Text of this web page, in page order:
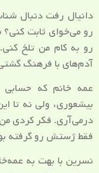
دانیال رفت دنبال
رو می‌خوای ثابت
رو به کام من تلخ
آدم‌های با فرهنگ
عمه خانم که
بیشعوری، ولی نه تا
درمی‌آری. فکر کردی
فقط ژستش رو گرفته
نسرین با بهت به